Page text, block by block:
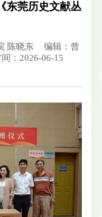
东莞历史文献丛
陈晓东
编辑：曾
：2026-06-15